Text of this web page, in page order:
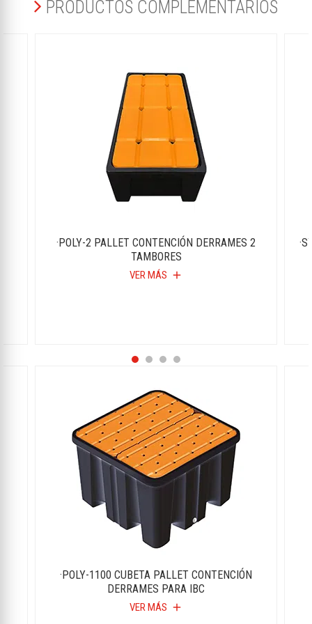
PRODUCTOS COMPLEMENTARIOS
·POLY-2 PALLET CONTENCIÓN DERRAMES 2
TAMBORES
VER MÁS add
·POLY-1100 CUBETA PALLET CONTENCIÓN
DERRAMES PARA IBC
VER MÁS add